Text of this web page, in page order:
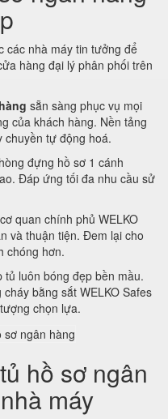
các nhà máy tin tưởng để
hàng đại lý phân phối trên
sẵn sàng phục vụ mọi
của khách hàng. Nền tảng
chuyền tự động hoá.
đựng hồ sơ 1 cánh
Đáp ứng tối đa nhu cầu sử
cơ quan chính phủ WELKO
và thuận tiện. Đem lại cho
chóng hơn.
luôn bóng đẹp bền mầu.
bằng sắt WELKO Safes
chọn lựa.
hồ sơ ngân
máy